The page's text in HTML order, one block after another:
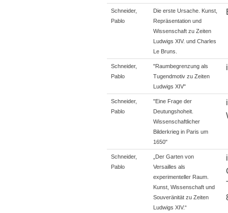
Schneider,
Pablo
Die erste Ursache. Kunst,
Repräsentation und
Wissenschaft zu Zeiten
Ludwigs XIV. und Charles
Le Bruns.
Schneider,
Pablo
"Raumbegrenzung als
Tugendmotiv zu Zeiten
Ludwigs XIV"
Schneider,
Pablo
"Eine Frage der
Deutungshoheit.
Wissenschaftlicher
Bilderkrieg in Paris um
1650"
Schneider,
Pablo
„Der Garten von
Versailles als
experimenteller Raum.
Kunst, Wissenschaft und
Souveränität zu Zeiten
Ludwigs XIV.“